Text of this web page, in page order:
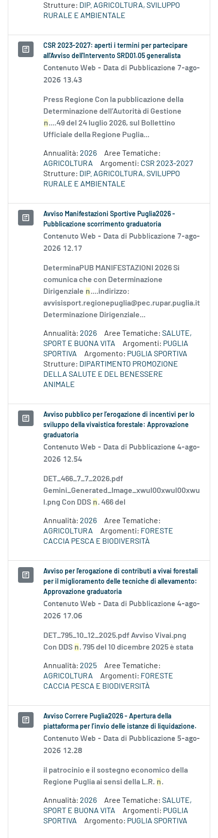
Strutture: DIP. AGRICOLTURA, SVILUPPO
RURALE E AMBIENTALE
CSR 2023-2027: aperti i termini per partecipare
all'Avviso dell'Intervento SRD01.05 generalista
Contenuto Web - Data di Pubblicazione 7-ago-
2026 13.43
Press Regione Con la pubblicazione della
Determinazione dell’Autorità di Gestione
n....49 del 24 luglio 2026, sul Bollettino
Ufficiale della Regione Puglia...
Annualità: 2026
Aree Tematiche:
AGRICOLTURA
Argomenti: CSR 2023-2027
Strutture: DIP. AGRICOLTURA, SVILUPPO
RURALE E AMBIENTALE
Avviso Manifestazioni Sportive Puglia2026 -
Pubblicazione scorrimento graduatoria
Contenuto Web - Data di Pubblicazione 7-ago-
2026 12.17
DeterminaPUB MANIFESTAZIONI 2026 Si
comunica che con Determinazione
Dirigenziale n....indirizzo:
avvisisport.regionepuglia@pec.rupar.puglia.it
Determinazione Dirigenziale...
Annualità: 2026 Aree Tematiche: SALUTE,
SPORT E BUONA VITA
Argomenti: PUGLIA
SPORTIVA
Argomento: PUGLIA SPORTIVA
Strutture: DIPARTIMENTO PROMOZIONE
DELLA SALUTE E DEL BENESSERE
ANIMALE
Avviso pubblico per l’erogazione di incentivi per lo
sviluppo della vivaistica forestale: Approvazione
graduatoria
Contenuto Web - Data di Pubblicazione 4-ago-
2026 12.54
DET_466_7_7_2026.pdf
Gemini_Generated_Image_xwul00xwul00xwu
l.png Con DDS n. 466 del
Annualità: 2026
Aree Tematiche:
AGRICOLTURA
Argomenti: FORESTE
CACCIA PESCA E BIODIVERSITÀ
Avviso per l'erogazione di contributi a vivai forestali
per il miglioramento delle tecniche di allevamento:
Approvazione graduatoria
Contenuto Web - Data di Pubblicazione 4-ago-
2026 17.06
DET_795_10_12_2025.pdf Avviso Vivai.png
Con DDS n. 795 del 10 dicembre 2025 è stata
Annualità: 2025
Aree Tematiche:
AGRICOLTURA
Argomenti: FORESTE
CACCIA PESCA E BIODIVERSITÀ
Avviso Correre Puglia2026 - Apertura della
piattaforma per l’invio delle istanze di liquidazione.
Contenuto Web - Data di Pubblicazione 5-ago-
2026 12.28
il patrocinio e il sostegno economico della
Regione Puglia ai sensi della L.R. n.
Annualità: 2026 Aree Tematiche: SALUTE,
SPORT E BUONA VITA
Argomenti: PUGLIA
SPORTIVA
Argomento: PUGLIA SPORTIVA